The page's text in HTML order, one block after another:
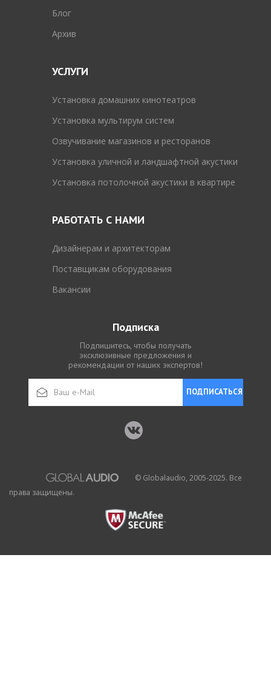
Блог
Архив
УСЛУГИ
Установка домашних кинотеатров
Установка мультирум систем
Озвучивание магазинов и ресторанов
Установка уличной и ландшафтной акустики
Установка потолочной акустики в квартире
РАБОТАТЬ С НАМИ
Дизайнерам и архитекторам
Поставщикам оборудования
Вакансии
Подписка
Подпишитесь, чтобы получать
эксклюзивные предложения и
рекомендации от наших экспертов!
ПОДПИСАТЬСЯ
© Globalaudio, 2005-2025. Все
права защищены.